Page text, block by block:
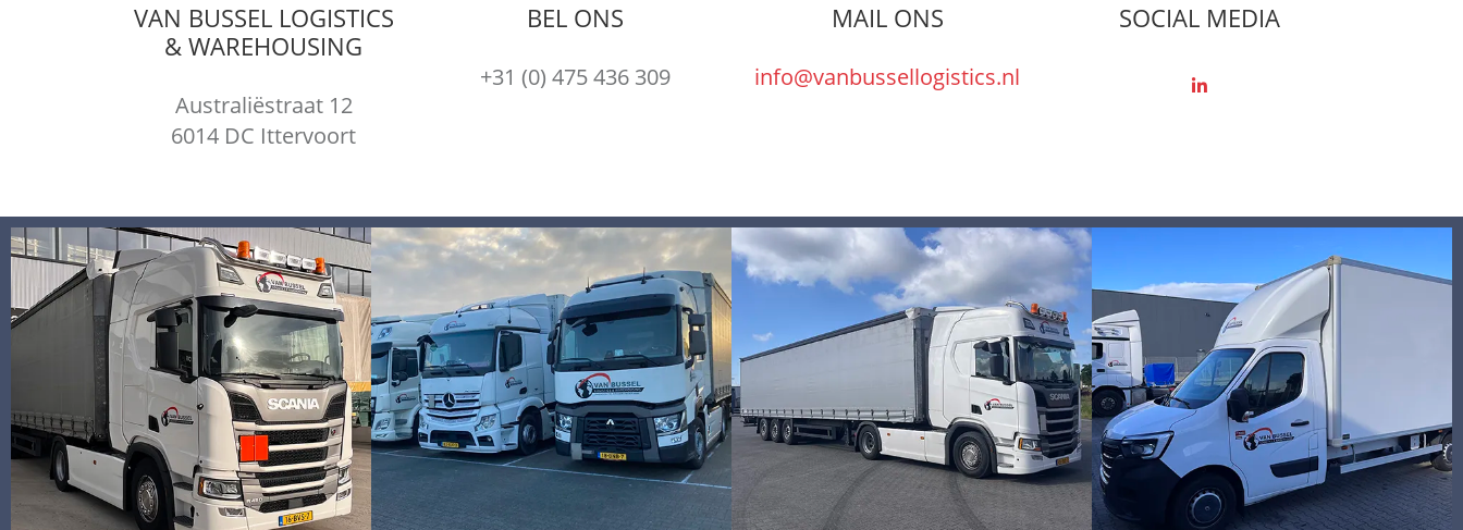
VAN BUSSEL LOGISTICS
& WAREHOUSING
Australiëstraat 12
6014 DC Ittervoort
BEL ONS
+31 (0) 475 436 309
MAIL ONS
info@vanbussellogistics.nl
SOCIAL MEDIA